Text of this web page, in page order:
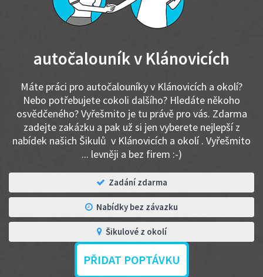
autočalouník v Klánovicích
Máte práci pro autočalouníky v Klánovicích a okolí?
Nebo potřebujete cokoli dalšího? Hledáte někoho
osvědčeného? Vyřešmito je tu právě pro vás. Zdarma
zadejte zakázku a pak už si jen vyberete nejlepší z
nabídek našich Šikulů v Klánovicích a okolí . Vyřešmito
... levněji a bez firem :-)
Zadání zdarma
Nabídky bez závazku
Šikulové z okolí
PŘIDAT POPTÁVKU